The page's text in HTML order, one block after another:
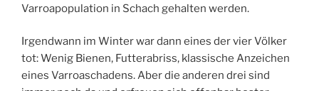
Varroapopulation in Schach gehalten werden.
Irgendwann im Winter war dann eines der vier Völker
tot: Wenig Bienen, Futterabriss, klassische Anzeichen
eines Varroaschadens. Aber die anderen drei sind